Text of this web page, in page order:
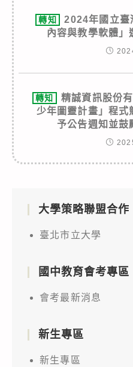
轉知
2024年國立臺
內容與教學軟體」
轉知
精誠資訊股份
少年圖靈計畫」程式
予公告週知並鼓
大學策略聯盟合作
臺北市立大學
國中教育會考專區
會考最新消息
新生專區
新生專區